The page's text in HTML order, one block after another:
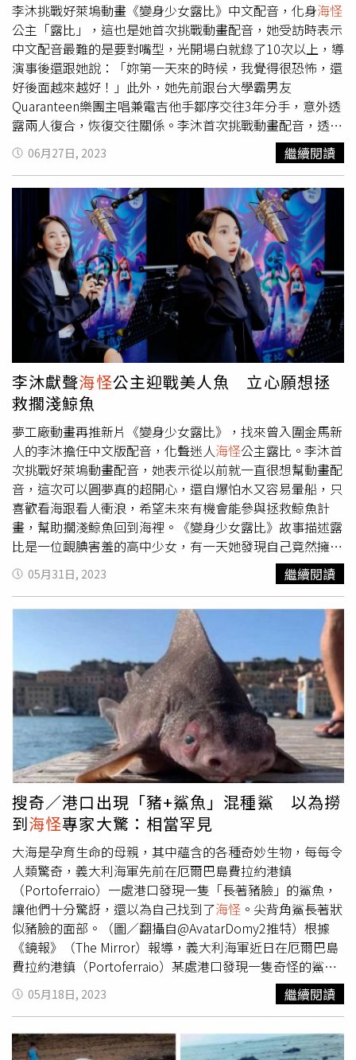
李沐挑戰好萊塢動畫《變身少女露比》中文配音，化身海怪
公主「露比」，這也是她首次挑戰動畫配音，她受訪時表示
中文配音最難的是要對嘴型，光開場白就錄了10次以上，導
演事後還跟她說：「妳第一天來的時候，我覺得很恐怖，還
好後面越來越好！」此外，她先前跟台大學霸男友
Quaranteen樂團主唱兼電吉他手鄒序交往3年分手，意外透
露兩人復合，恢復交往關係。李沐首次挑戰動畫配音，透露
當初因為劇情保密，配音時她都只能看自己的畫面配音，連
對話內容都不清楚，直到之後看完電影才得知完整故事。她
也覺得自己個性跟「海怪公主」露比的個性很像，很能同理
渴望融入同儕卻又覺得格格不入的感覺，「我有嚴重的新生
恐懼症，拍戲一開始都安安靜靜的，可能拍一個月才變
熟。」《變身少女露比》找來李沐擔任中文配音。（圖／
UIP提供）片中露比對於心儀的男生相當害羞，李沐承認自
己也是，一開始都會在喜歡男生面前假裝不在意，人生中第
一次主動約男生就是現任男友鄒序，開口問男生要不要去聽
音樂，「結果他說他要考試！」直到後來跟共同朋友一起出
去玩，兩人才拉近距離，直到現在還是有熱戀的感覺。《變
身少女露比》將於6月30日上映。
06月27日, 2023 繼續閱讀
李沐獻聲海怪公主迎戰美人魚 立心願想拯
救擱淺鯨魚
夢工廠動畫再推新片《變身少女露比》，找來曾入圍金馬新
人的李沐擔任中文版配音，化聲迷人海怪公主露比。李沐首
次挑戰好萊塢動畫配音，她表示從以前就一直很想幫動畫配
音，這次可以圓夢真的超開心，還自爆怕水又容易暈船，只
喜歡看海跟看人衝浪，希望未來有機會能參與拯救鯨魚計
畫，幫助擱淺鯨魚回到海裡。《變身少女露比》故事描述露
比是一位靦腆害羞的高中少女，有一天她發現自己竟然擁有
傳奇神話中的
皇室血統，而且她在海底深處的宿命，遠
遠比她想像的更宏偉，對抗虛榮浮誇的美人魚一族。回想起
高中生活，李沐表示自己讀升學導向的女校，校風很純樸，
課業壓力很大，同學們最喜歡做的事情就是打排球，下課20
分鐘，就會有同學抱著排球登高一呼，大家就會衝下去搶球
場打球，本身對體育不太擅長的她，光是陪同學打球都像是
被球K到一般感到害怕。《變身少女露比》描述高中少女露
比意外發現自己擁有海怪皇室血統。（圖／UIP提供）李沐
表示在動畫的世界裡，聲音的演出可以用很誇張的方式去呈
現，而自認講話速度超快的她，還是比不上海怪 公主露比，
在錄音室一直不停的追趕語速。她表示配音最難的還是要跟
上原版的口形和節奏，觀眾才能入戲，而且她覺得配音和演
戲真的差很多，「演戲可以有很多自己不同的詮釋方式和想
法，配音就像是電腦直接輸入和輸出，必須非常專注，一接
受到聲音導演的指令，只有幾秒鐘的時間思考，就得把聲音
的情緒表達出來」，對她來說是很有趣的考驗。李沐雖然擔
任海怪公主配音，但她自爆平衡感很差，又容易暈船，還很
怕水，對大海很敬畏，只喜歡看著大海和看別人衝浪，讓她
覺得很過癮很羨慕。她表示，未來有機會的話，最想參加拯
救鯨魚計畫，讓在海上擱淺的鯨魚可以得到良好的照顧後再
重返大海裡。如果她像露比擁有超能力的話，最想把自己變
成一個超大型濾水壺，可以淨化海水，維護海洋的自然生態
環境。李沐表示，自己的個性其實跟露比很像，平常看起來
像紙老虎很有底氣，但面對任務和困難的時候，往往沒有那
麼確定，雖然很相信自己的能力，當面對很多人的時候就會
有點退縮，但還是會硬著頭皮去完成，在她成為演員的過程
05月31日, 2023 繼續閱讀
搜奇／港口出現「豬+鯊魚」混種鯊 以為撈
到海怪專家大驚：相當罕見
大海是孕育生命的母親，其中蘊含的各種奇妙生物，每每令
人類驚奇，義大利海軍先前在厄爾巴島費拉約港鎮
（Portoferraio）一處港口發現一隻「長著豬臉」的鯊魚，
讓他們十分驚訝，還以為自己找到了海怪 。尖背角鯊長著狀
似豬臉的面部。（圖／翻攝自@AvatarDomy2推特）根據
《鏡報》（The Mirror）報導，義大利海軍近日在厄爾巴島
費拉約港鎮（Portoferraio）某處港口發現一隻奇怪的鯊魚
屍體，打撈上岸後原以為是捕獲「
」，因為這隻鯊魚身
形圓胖又短小，還有著一張「豬臉」，跟常見的鯊魚差很
大。只見這隻鯊魚身材胖又短，還有著有稜有角的尖銳背
鰭，不僅如此，牠的鼻孔相當大，更有著凸起的黑色大眼，
05月18日, 2023 繼續閱讀